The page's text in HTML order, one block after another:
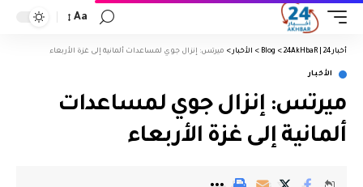
Aa
أخبار 24 | 24AkHbaR >
Blog
> الأخبار > ميرتس: إنزال جوي لمساعدات ألمانية إلى غزة الأربعاء
الأخبار
ميرتس: إنزال جوي لمساعدات
ألمانية إلى غزة الأربعاء